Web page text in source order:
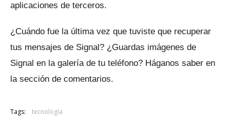
aplicaciones de terceros.
¿Cuándo fue la última vez que tuviste que recuperar
tus mensajes de Signal? ¿Guardas imágenes de
Signal en la galería de tu teléfono? Háganos saber en
la sección de comentarios.
Tags: tecnología